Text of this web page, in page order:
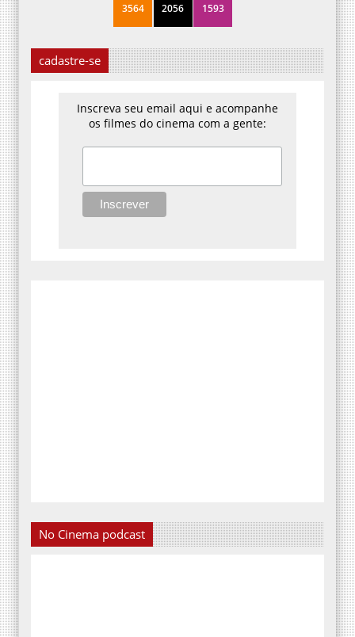
3564 2056 1593
cadastre-se
Inscreva seu email aqui e acompanhe
os filmes do cinema com a gente:
No Cinema podcast